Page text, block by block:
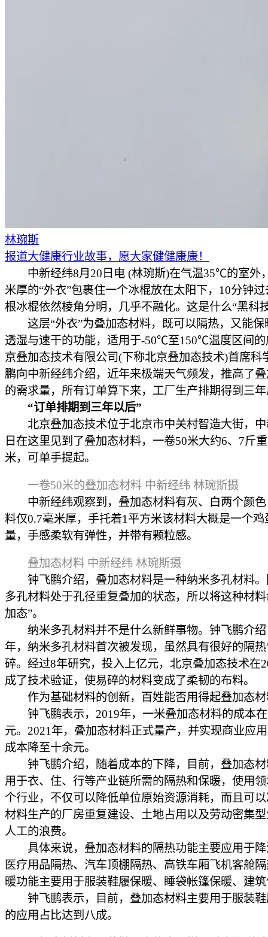
林琬斯
报道大健康行业故事，愿大家健健康康！
中新经纬8月20日电 (林琬斯)在气温35℃的室外
米厚的“外衣”包裹住一个冰棍放在太阳下，10分钟
根冰棍依然棱角分明，几乎不融化。这是什么“黑科
这层“外衣”为叠加态材料，既可以隔热，又能保
透湿与速干的功能，适用于-50℃至150℃温度区间的
京叠加态技术有限公司(下称北京叠加态技术)首席科
鹏向中新经纬介绍，近年来极端天气频发，推高了
的需求量，所有订单算下来，工厂生产排期得到三
“订单排期到三年以后”
北京叠加态技术位于北京市中关村智造大街，中
日在这里见到了叠加态材料，一卷50米大约6、7斤
米，可单手提起。
一卷50米的叠加态材料 中新经纬 林琬斯摄
中新经纬观察到，叠加态材料有灰、白两个颜色
料仅0.7毫米厚，手托着1平方米该材料大概是一个鸡
量，手感柔软有弹性，并带有颗粒感。
叠加态材料 中新经纬 林琬斯摄
钟飞鹏介绍，叠加态材料是一种纳米多孔材料。
多孔材料处于孔径重复叠加的状态，所以将这种材
加态”。
纳米多孔材料并不是什么新鲜事物。钟飞鹏介绍
年，纳米多孔材料首次被发现，虽然具有很好的隔
碎。经过8年研究，投入上亿元，北京叠加态技术在
成了技术验证，使易碎的材料变成了柔韧的布料。
作为基础材料的创新，百姓能否用得起叠加态材
钟飞鹏表示，2019年，一米叠加态材料的成本
元。2021年，叠加态材料正式量产，并实现商业应
成本降至十余元。
钟飞鹏介绍，随着成本的下降，目前，叠加态材
用于衣、住、行等产业链所需的隔热和保暖，使用
个行业，不仅可以降低单位原始资源消耗，而且可
材料生产的厂房重复建设、土地占用以及劳动密集
人工的浪费。
具体来说，叠加态材料的隔热功能主要应用于降
医疗用品隔热、汽车顶棚隔热、高铁车厢飞机客舱
暖功能主要用于服装鞋履保暖、睡袋帐篷保暖、建
钟飞鹏表示，目前，叠加态材料主要用于服装鞋
的应用占比达到八成。